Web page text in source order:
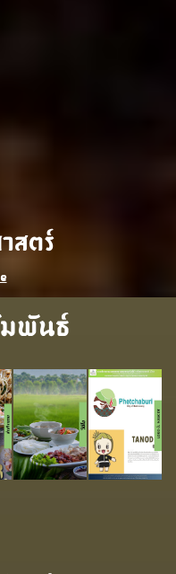
สตร์
มพันธ์